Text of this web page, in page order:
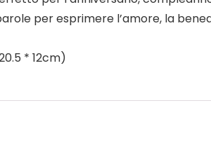
per esprimere l’amore, la
* 12cm)